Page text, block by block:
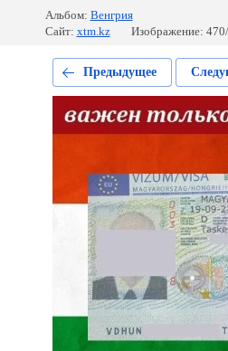
Альбом: Венгрия
Сайт: xtm.kz Изображение:
Предыдущее